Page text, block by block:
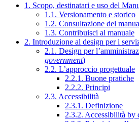
1. Scopo, destinatari e uso del
1.1. Versionamento e storico
1.2. Consultazione del
1.3. Contribuisci al manuale
2. Introduzione al design per i
2.1. Design per
government)
2.2. L’approccio progettuale
2.2.1. Buone pratiche
2.2.2. Principi
2.3. Accessibilità
2.3.1. Definizione
2.3.2. Accessibilità by